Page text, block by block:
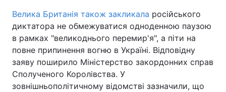
Велика Британія також закликала російського
диктатора не обмежуватися одноденною паузою
в рамках "великоднього перемир'я", а піти на
повне припинення вогню в Україні. Відповідну
заяву поширило Міністерство закордонних справ
Сполученого Королівства. У
зовнішньополітичному відомстві зазначили, що